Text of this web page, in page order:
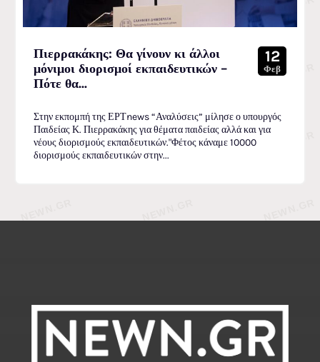
Πιερρακάκης: Θα γίνουν κι άλλοι
μόνιμοι διορισμοί εκπαιδευτικών –
Πότε θα...
12
Φεβ
Στην εκπομπή της ΕΡΤnews “Αναλύσεις” μίλησε ο υπουργός
Παιδείας Κ. Πιερρακάκης για θέματα παιδείας αλλά και για
νέους διορισμούς εκπαιδευτικών."Φέτος κάναμε 10000
διορισμούς εκπαιδευτικών στην...